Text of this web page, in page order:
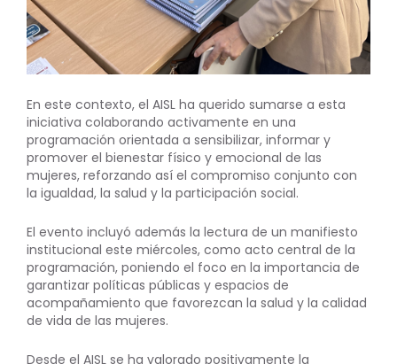
En este contexto, el AISL ha querido sumarse a esta
iniciativa colaborando activamente en una
programación orientada a sensibilizar, informar y
promover el bienestar físico y emocional de las
mujeres, reforzando así el compromiso conjunto con
la igualdad, la salud y la participación social.
El evento incluyó además la lectura de un manifiesto
institucional este miércoles, como acto central de la
programación, poniendo el foco en la importancia de
garantizar políticas públicas y espacios de
acompañamiento que favorezcan la salud y la calidad
de vida de las mujeres.
Desde el AISL se ha valorado positivamente la